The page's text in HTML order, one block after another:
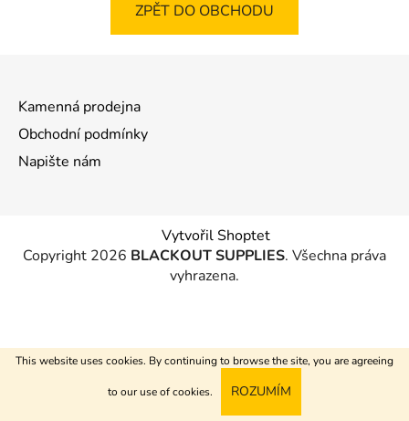
This website uses cookies. By continuing to browse the site, you are agreeing
to our use of cookies. ROZUMÍM
ZPĚT DO OBCHODU
Kamenná prodejna
Obchodní podmínky
Napište nám
Vytvořil Shoptet
Copyright 2026 BLACKOUT SUPPLIES. Všechna práva
vyhrazena.